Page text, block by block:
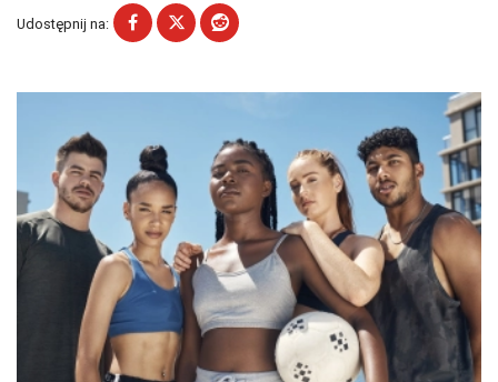
Udostępnij na: